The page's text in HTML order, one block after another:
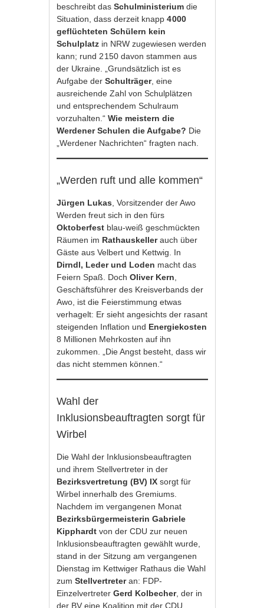
beschreibt dasSchulministeriumdie
Situation, dass derzeit knapp4 000
geflüchteten Schülern kein
Schulplatz in NRW zugewiesen werden
kann; rund 2 150 davon stammen aus
der Ukraine. „Grundsätzlich ist es
Aufgabe derSchulträger, eine
ausreichende Zahl von Schulplätzen
und entsprechendem Schulraum
vorzuhalten.“Wie meistern die
Werdener Schulen die Aufgabe? Die
„Werdener Nachrichten“ fragten nach.
„Werden ruft und alle kommen“
Jürgen Lukas , Vorsitzender der Awo
Werden freut sich in den fürs
Oktoberfest blau-weiß geschmückten
Räumen im Rathauskellerauch über
Gäste aus Velbert und Kettwig. In
Dirndl, Leder und Loden macht das
Feiern Spaß. DochOliver Kern
Geschäftsführer des Kreisverbands der
Awo, ist die Feierstimmung etwas
verhagelt: Er sieht angesichts der rasant
steigenden Inflation und Energiekosten
8 Millionen Mehrkosten auf ihn
zukommen. „Die Angst besteht, dass wir
das nicht stemmen können.“
Wahl der
Inklusionsbeauftragten sorgt für
Wirbel
Die Wahl der Inklusionsbeauftragten
und ihrem Stellvertreter in der
Bezirksvertretung (BV) IX sorgt für
Wirbel innerhalb des Gremiums.
Nachdem im vergangenen Monat
Bezirksbürgermeisterin Gabriele
Kipphardt von der CDU zur neuen
Inklusionsbeauftragten gewählt wurde,
stand in der Sitzung am vergangenen
Dienstag im Kettwiger Rathaus die Wahl
zumStellvertreteran: FDP-
Einzelvertreter Gerd Kolbecher, der in
der BV eine Koalition mit der CDU